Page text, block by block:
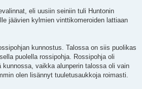
eli uusiin seiniin tuli Huntonin
jäävien kylmien vinttikomeroiden lattiaan
kunnostus. Talossa on siis puolikas
puolella rossipohja. Rossipohja oli
vaikka alunperin talossa oli vain
olen lisännyt tuuletusaukkoja roimasti.